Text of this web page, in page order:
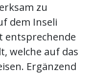
zu
dem Inseli
entsprechende
welche auf das
Ergänzend